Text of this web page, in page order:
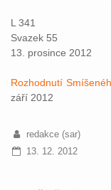
L 341
Svazek 55
13. prosince 2012
Rozhodnutí
září 2012
redakce (sar)
13. 12. 2012